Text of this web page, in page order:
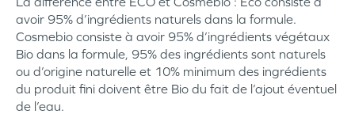
avoir 95% d’ingrédients naturels dans la formule.
Cosmebio consiste à avoir 95% d’ingrédients végétaux
Bio dans la formule, 95% des ingrédients sont naturels
ou d’origine naturelle et 10% minimum des ingrédients
du produit fini doivent être Bio du fait de l’ajout éventuel
de l’eau.